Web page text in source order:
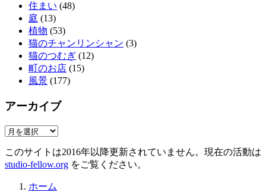
住まい (48)
庭 (13)
植物 (53)
猫のチャンリンシャン (3)
猫のつむぎ (12)
町のお店 (15)
風景 (177)
アーカイブ
ア
カ
イ
このサイトは2016年以降更新されていません。現在の活動は
studio-fellow.org をご覧ください。
ホーム